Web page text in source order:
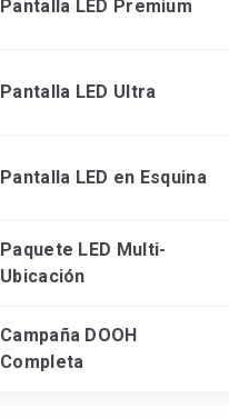
Pantalla LED Premium
Pantalla LED Ultra
Pantalla LED en Esquina
Paquete LED Multi-
Ubicación
Campaña DOOH
Completa